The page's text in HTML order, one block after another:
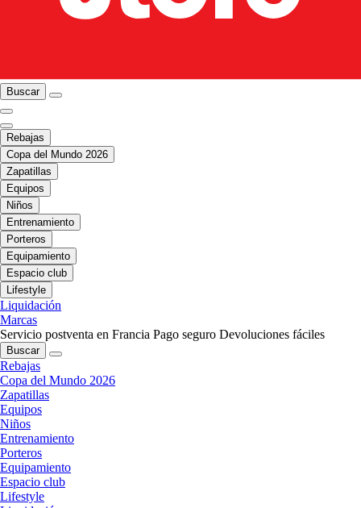
Buscar
Rebajas
Copa del Mundo 2026
Zapatillas
Equipos
Niños
Entrenamiento
Porteros
Equipamiento
Espacio club
Lifestyle
Liquidación
Marcas
Servicio postventa en Francia Pago seguro Devoluciones fáciles
Buscar
Rebajas
Copa del Mundo 2026
Zapatillas
Equipos
Niños
Entrenamiento
Porteros
Equipamiento
Espacio club
Lifestyle